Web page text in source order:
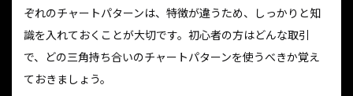
ぞれのチャートパターンは、特徴が違うため、しっかりと知
識を入れておくことが大切です。初心者の方はどんな取引
で、どの三角持ち合いのチャートパターンを使うべきか覚え
ておきましょう。